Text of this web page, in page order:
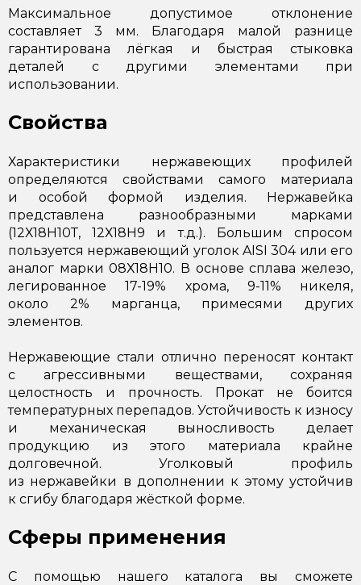
Максимальное допустимое отклонение
составляет 3 мм. Благодаря малой разнице
гарантирована лёгкая и быстрая стыковка
деталей с другими элементами при
использовании.
Свойства
Характеристики нержавеющих профилей
определяются свойствами самого материала
и особой формой изделия. Нержавейка
представлена разнообразными марками
(12Х18Н10Т, 12Х18Н9 и т.д.). Большим спросом
пользуется нержавеющий уголок AISI 304 или его
аналог марки 08Х18Н10. В основе сплава железо,
легированное 17-19% хрома, 9-11% никеля,
около 2% марганца, примесями других
элементов.
Нержавеющие стали отлично переносят контакт
с агрессивными веществами, сохраняя
целостность и прочность. Прокат не боится
температурных перепадов. Устойчивость к износу
и механическая выносливость делает
продукцию из этого материала крайне
долговечной. Уголковый профиль
из нержавейки в дополнении к этому устойчив
к сгибу благодаря жёсткой форме.
Сферы применения
С помощью нашего каталога вы сможете